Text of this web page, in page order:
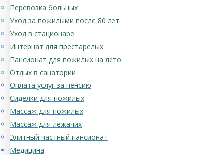
Перевозка больных
Уход за пожилыми после 80 лет
Уход в стационаре
Интернат для престарелых
Пансионат для пожилых на лето
Отдых в санатории
Оплата услуг за пенсию
Сиделки для пожилых
Массаж для пожилых
Массаж для лежачих
Элитный частный пансионат
Медицина